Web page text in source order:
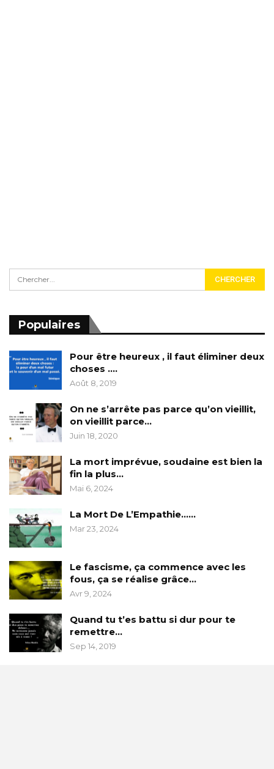
Populaires
Pour être heureux , il faut éliminer deux
choses ….
Août 8, 2019
On ne s’arrête pas parce qu’on vieillit,
on vieillit parce…
Juin 18, 2020
La mort imprévue, soudaine est bien la
fin la plus…
Mai 6, 2024
La Mort De L’Empathie……
Mar 23, 2024
Le fascisme, ça commence avec les
fous, ça se réalise grâce…
Avr 9, 2024
Quand tu t’es battu si dur pour te
remettre…
Sep 14, 2019